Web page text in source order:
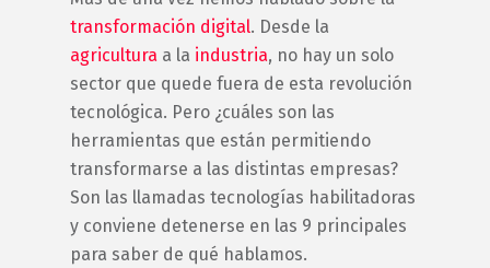
transformación digital. Desde la
agricultura a la industria, no hay un solo
sector que quede fuera de esta revolución
tecnológica. Pero ¿cuáles son las
herramientas que están permitiendo
transformarse a las distintas empresas?
Son las llamadas tecnologías habilitadoras
y conviene detenerse en las 9 principales
para saber de qué hablamos.